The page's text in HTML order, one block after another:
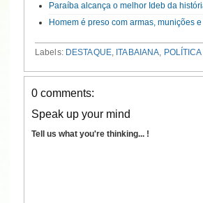
Paraíba alcança o melhor Ideb da
Homem é preso com armas, munições
Labels: DESTAQUE, ITABAIANA, POLÍTICA
0 comments:
Speak up your mind
Tell us what you're thinking... !